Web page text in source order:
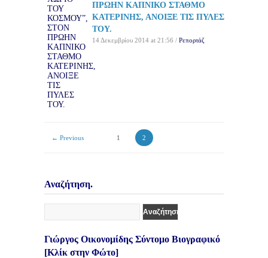
ΠΡΩΗΝ ΚΑΠΝΙΚΟ ΣΤΑΘΜΟ
ΚΑΤΕΡΙΝΗΣ, ΑΝΟΙΞΕ ΤΙΣ ΠΥΛΕΣ
ΤΟΥ.
14 Δεκεμβρίου 2014 at 21:56 / Ρεπορτάζ
← Previous 1 2
Αναζήτηση.
Γιώργος Οικονομίδης Σύντομο Βιογραφικό
[Κλίκ στην Φώτο]